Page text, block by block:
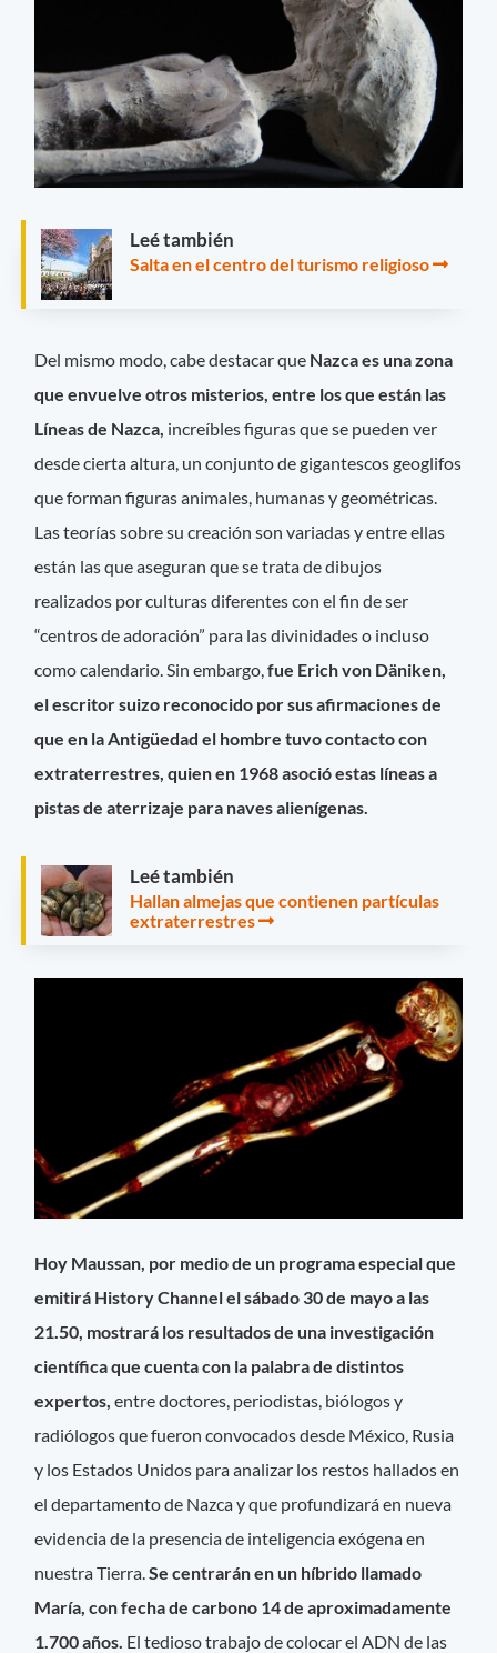
Leé también
Salta en el centro del turismo religioso
Del mismo modo, cabe destacar que Nazca es una zona
que envuelve otros misterios, entre los que están las
Líneas de Nazca, increíbles figuras que se pueden ver
desde cierta altura, un conjunto de gigantescos geoglifos
que forman figuras animales, humanas y geométricas.
Las teorías sobre su creación son variadas y entre ellas
están las que aseguran que se trata de dibujos
realizados por culturas diferentes con el fin de ser
“centros de adoración” para las divinidades o incluso
como calendario. Sin embargo,fue Erich von Däniken,
el escritor suizo reconocido por sus afirmaciones de
que en la Antigüedad el hombre tuvo contacto con
extraterrestres, quien en 1968 asoció estas líneas a
pistas de aterrizaje para naves alienígenas.
Leé también
Hallan almejas que contienen partículas
extraterrestres
Hoy Maussan, por medio de un programa especial que
emitirá History Channel el sábado 30 de mayo a las
21.50, mostrará los resultados de una investigación
científica que cuenta con la palabra de distintos
expertos, entre doctores, periodistas, biólogos y
radiólogos que fueron convocados desde México, Rusia
y los Estados Unidos para analizar los restos hallados en
el departamento de Nazca y que profundizará en nueva
evidencia de la presencia de inteligencia exógena en
nuestra Tierra.Se centrarán en un híbrido llamado
María, con fecha de carbono 14 de aproximadamente
1.700 años. El tedioso trabajo de colocar el ADN de las